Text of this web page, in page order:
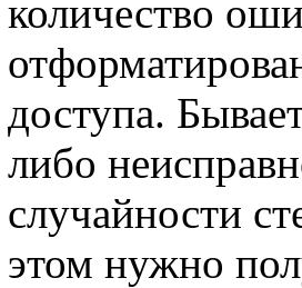
количество
доступа.
либо
случайности
этом нужно